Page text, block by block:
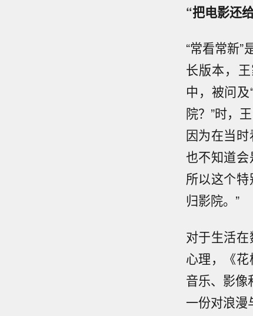
“把电影还
“常看常新
长版本，
中，被问
院？”时，
因为在当
也不知道会
所以这个
归影院。”
对于生活
心理，《
音乐、影像
一份对浪漫